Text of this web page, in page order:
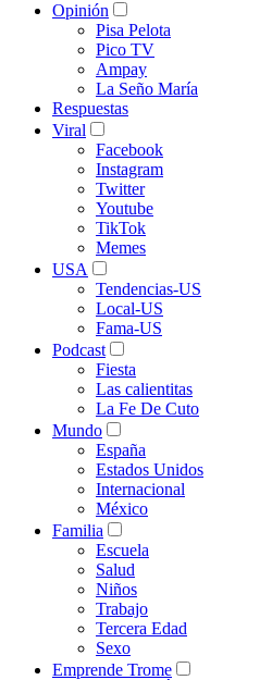
Opinión
Pisa Pelota
Pico TV
Ampay
La Seño María
Respuestas
Viral
Facebook
Instagram
Twitter
Youtube
TikTok
Memes
USA
Tendencias-US
Local-US
Fama-US
Podcast
Fiesta
Las calientitas
La Fe De Cuto
Mundo
España
Estados Unidos
Internacional
México
Familia
Escuela
Salud
Niños
Trabajo
Tercera Edad
Sexo
Emprende Trome